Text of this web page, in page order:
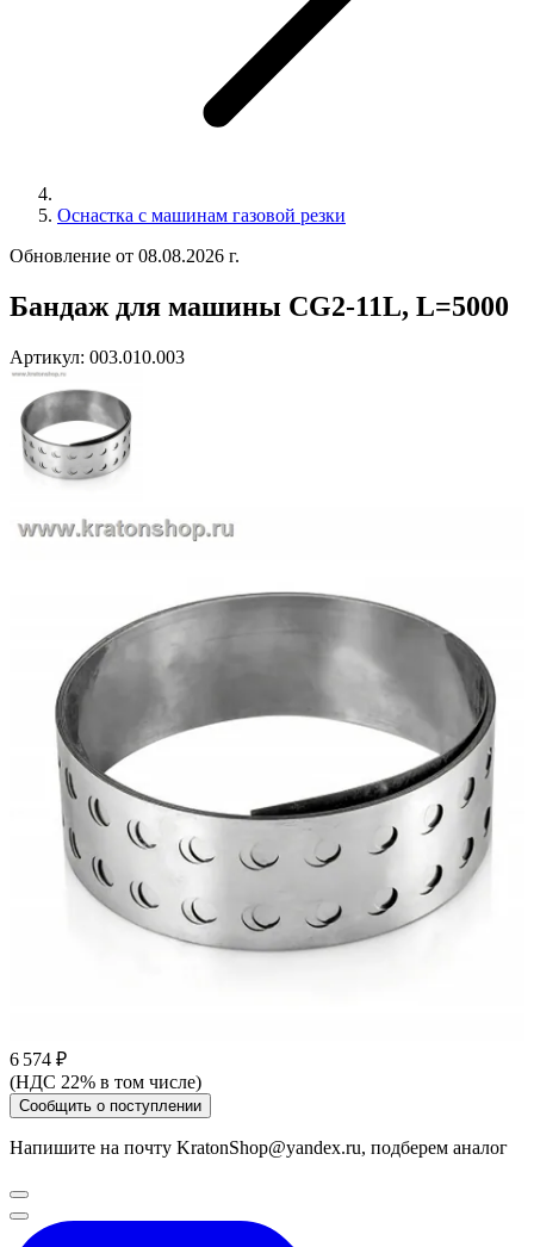
Оснастка с машинам газовой резки
Обновление от 08.08.2026 г.
Бандаж для машины CG2-11L, L=5000
Артикул: 003.010.003
6 574 ₽
(НДС 22% в том числе)
Сообщить о поступлении
Напишите на почту KratonShop@yandex.ru, подберем аналог